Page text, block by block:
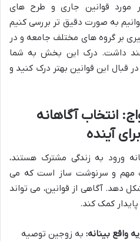
مورد قوانین جاری و طرح های
به صورت دقیق تر بررسی کنیم
بر گروه های مختلف جامعه و در
داشت. درک این بخش به شما
قبال این قوانین بهتر درک کنید و
انتخاب آگاهانه
آینده
ورود به زندگی مشترک هستند،
مهم و سرنوشت ساز است که می
دهد. آگاهی از قوانین، می تواند
کمک کند.
واقع بینانه: به زوجین توصیه